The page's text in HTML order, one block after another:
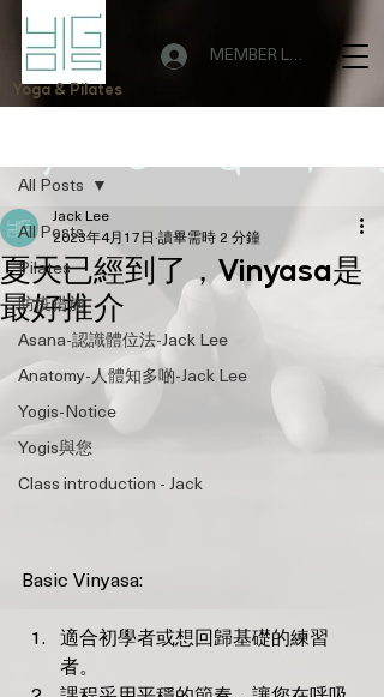
Yoga & Pilates
MEMBER LOGIN
All Posts
Pilates
防疫措施
Asana-認識體位法-Jack Lee
Anatomy-人體知多啲-Jack Lee
Yogis-Notice
Yogis與您
Class introduction - Jack
All Posts
夏天已經到了，Vinyasa是
最好推介
Jack Lee
2023年4月17日 讀畢需時 2 分鐘
Basic Vinyasa:
適合初學者或想回歸基礎的練習
者。